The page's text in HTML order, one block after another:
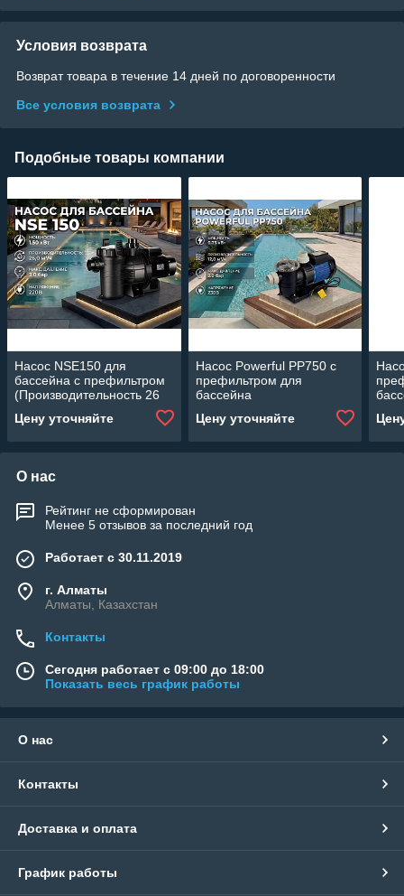
Условия возврата
Возврат товара в течение 14 дней по договоренности
Все условия возврата
Подобные товары компании
Насос NSE150 для
бассейна c префильтром
(Производительность 26
Цену уточняйте
Насос Powerful PP750 c
префильтром для
бассейна
(Производительность 12
м3/ч, мощность: 0,75 кВт)
Цену уточняйте
м3/
О нас
Рейтинг не сформирован
Менее 5 отзывов за последний год
Работает с 30.11.2019
г. Алматы
Алматы, Казахстан
Контакты
Сегодня работает с 09:00 до 18:00
Показать весь график работы
О нас
Контакты
Доставка и оплата
График работы